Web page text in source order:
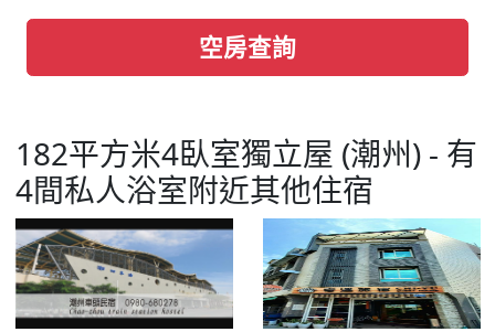
空房查詢
182平方米4臥室獨立屋 (潮州) - 有
4間私人浴室附近其他住宿